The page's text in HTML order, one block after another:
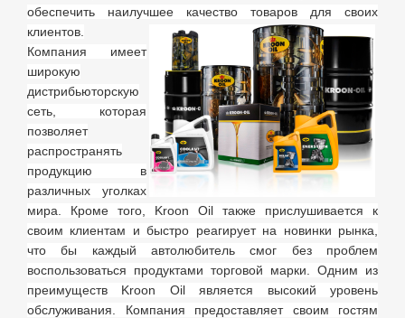
обеспечить наилучшее качество товаров для своих
клиентов.
Компания имеет
широкую
дистрибьюторскую
сеть, которая
позволяет
распространять
продукцию в
различных уголках
мира. Кроме того, Kroon Oil также прислушивается к
своим клиентам и быстро реагирует на новинки рынка,
что бы каждый автолюбитель смог без проблем
воспользоваться продуктами торговой марки. Одним из
преимуществ Kroon Oil является высокий уровень
обслуживания. Компания предоставляет своим гостям